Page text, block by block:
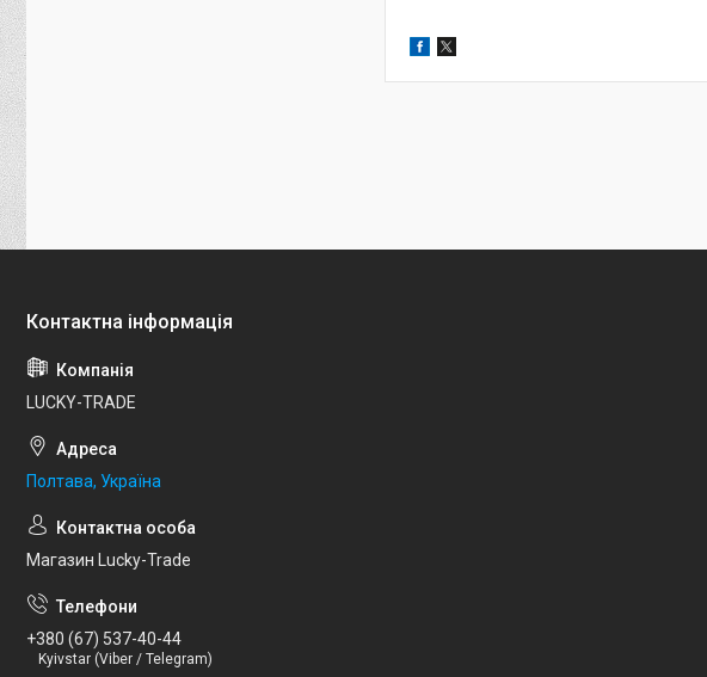
LUCKY-TRADE
Полтава, Україна
Магазин Lucky-Trade
+380 (67) 537-40-44
Kyivstar (Viber / Telegram)